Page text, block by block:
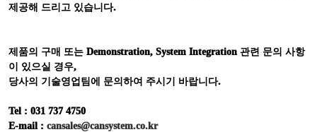
제공해 드리고 있습니다.
제품의 구매 또는 Demonstration, System Integration 관련 문의 사항
이 있으실 경우,
당사의 기술영업팀에 문의하여 주시기 바랍니다.
Tel : 031 737 4750
E-mail : cansales@cansystem.co.kr